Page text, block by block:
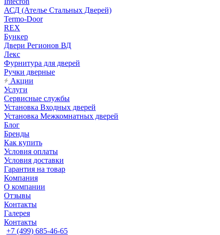
АСД (Ателье Стальных Дверей)
Termo-Door
REX
Бункер
Двери Регионов ВД
Лекс
Фурнитура для дверей
Ручки дверные
Акции
Услуги
Сервисные службы
Установка Входных дверей
Установка Межкомнатных дверей
Блог
Бренды
Как купить
Условия оплаты
Условия доставки
Гарантия на товар
Компания
О компании
Отзывы
Контакты
Галерея
Контакты
+7 (499) 685-46-65